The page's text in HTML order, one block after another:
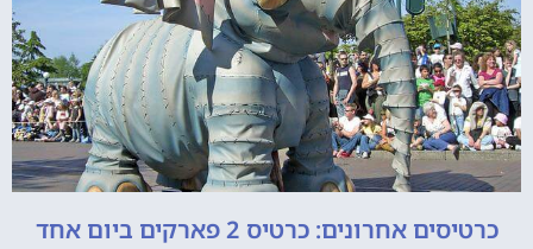
כרטיסים אחרונים: כרטיס 2 פארקים ביום אחד